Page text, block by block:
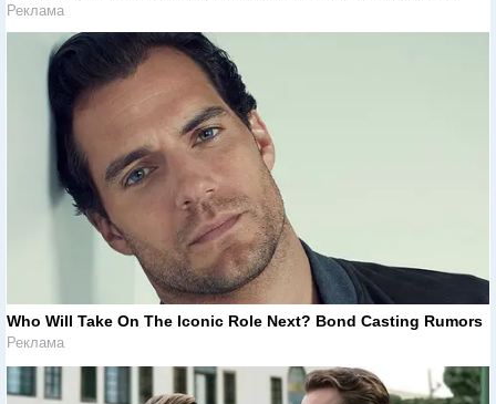
Реклама
Who Will Take On The Iconic Role Next? Bond Casting Rumors
Реклама